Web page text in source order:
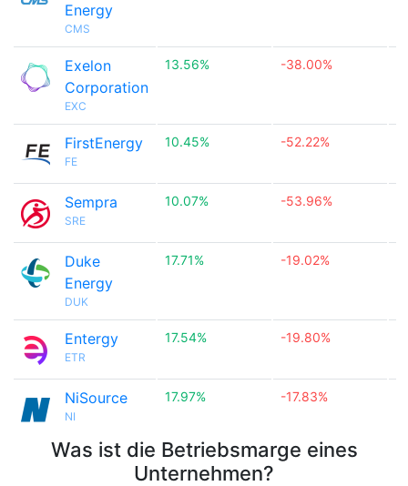
Energy
CMS
Exelon
Corporation
EXC
13.56% -38.00%
FirstEnergy
FE
10.45% -52.22%
Sempra
SRE
10.07% -53.96%
Duke
Energy
DUK
17.71% -19.02%
Entergy
ETR
17.54% -19.80%
NiSource
NI
17.97% -17.83%
Was ist die Betriebsmarge eines
Unternehmen?